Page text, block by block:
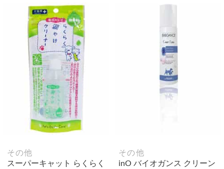
その他
スーパーキャット らくらく
その他
inO バイオガンス クリーン